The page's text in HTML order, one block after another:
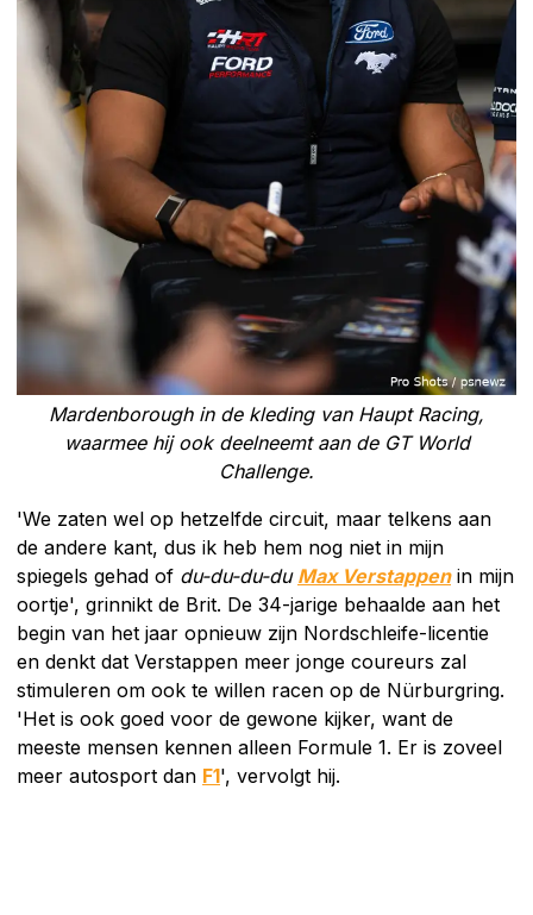
Mardenborough in de kleding van Haupt Racing,
waarmee hij ook deelneemt aan de GT World
Challenge.
'We zaten wel op hetzelfde circuit, maar telkens aan
de andere kant, dus ik heb hem nog niet in mijn
spiegels gehad of du-du-du-du Max Verstappenin mijn
oortje', grinnikt de Brit. De 34-jarige behaalde aan het
begin van het jaar opnieuw zijn Nordschleife-licentie
en denkt dat Verstappen meer jonge coureurs zal
stimuleren om ook te willen racen op de Nürburgring.
'Het is ook goed voor de gewone kijker, want de
meeste mensen kennen alleen Formule 1. Er is zoveel
meer autosport dan F1', vervolgt hij.